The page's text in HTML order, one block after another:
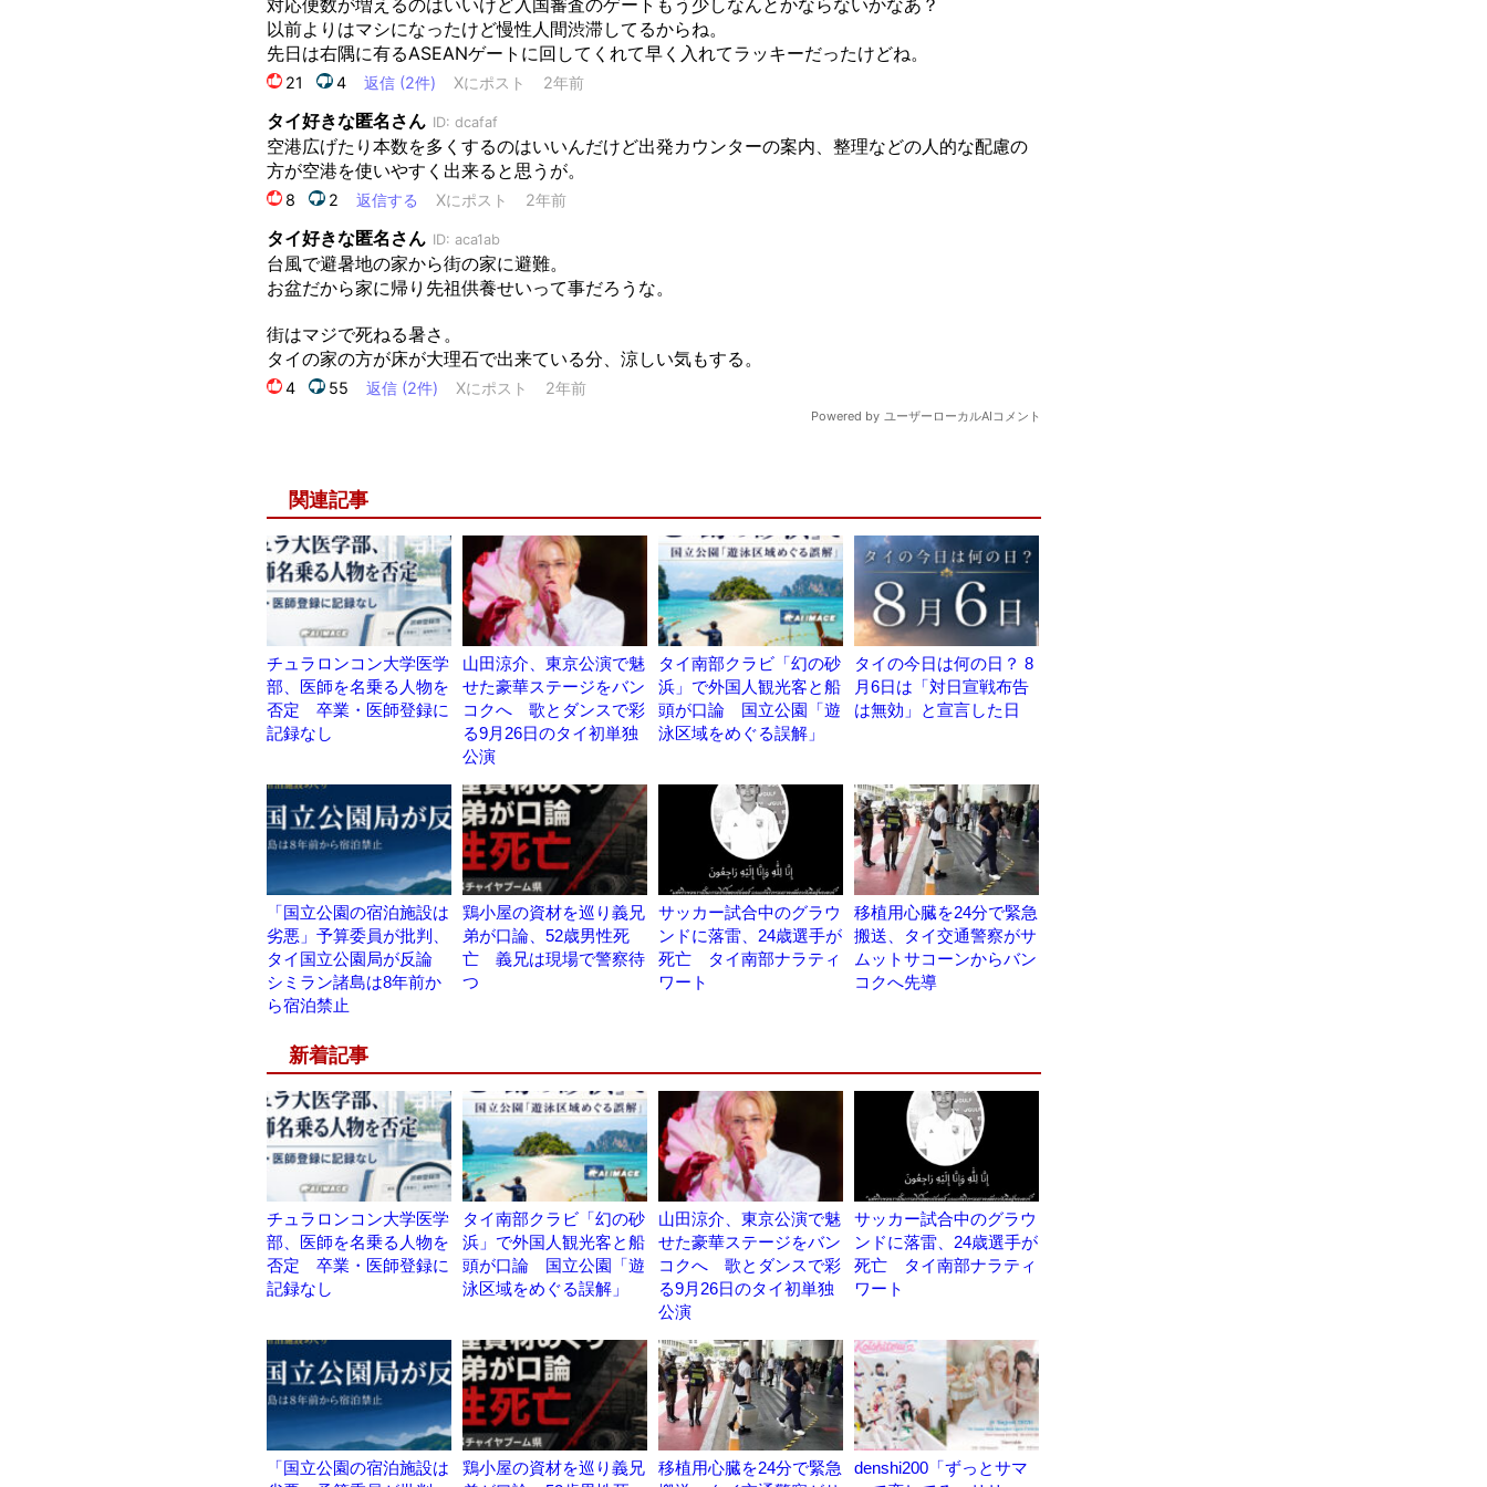
関連記事
チュラロンコン大学医学
部、医師を名乗る人物を
否定 卒業・医師登録に
記録なし
山田涼介、東京公演で魅
せた豪華ステージをバン
コクへ 歌とダンスで彩
る9月26日のタイ初単独
公演
タイ南部クラビ「幻の砂
浜」で外国人観光客と船
頭が口論 国立公園「遊
泳区域をめぐる誤解」
タイの今日は何の日？ 8
月6日は「対日宣戦布告
は無効」と宣言した日
「国立公園の宿泊施設は
劣悪」予算委員が批判、
タイ国立公園局が反論
シミラン諸島は8年前か
ら宿泊禁止
鶏小屋の資材を巡り義兄
弟が口論、52歳男性死
亡 義兄は現場で警察待
つ
サッカー試合中のグラウ
ンドに落雷、24歳選手が
死亡 タイ南部ナラティ
ワート
移植用心臓を24分で緊急
搬送、タイ交通警察がサ
ムットサコーンからバン
コクへ先導
新着記事
チュラロンコン大学医学
部、医師を名乗る人物を
否定 卒業・医師登録に
記録なし
タイ南部クラビ「幻の砂
浜」で外国人観光客と船
頭が口論 国立公園「遊
泳区域をめぐる誤解」
山田涼介、東京公演で魅
せた豪華ステージをバン
コクへ 歌とダンスで彩
る9月26日のタイ初単独
公演
サッカー試合中のグラウ
ンドに落雷、24歳選手が
死亡 タイ南部ナラティ
ワート
「国立公園の宿泊施設は
鶏小屋の資材を巡り義兄
移植用心臓を24分で緊急
denshi200「ずっとサマ